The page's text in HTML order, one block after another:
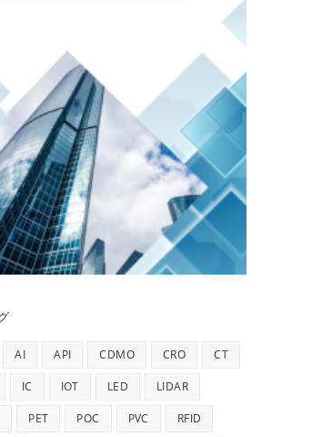
AI API CDMO CRO CT
IC IOT LED LIDAR
PET POC PVC RFID